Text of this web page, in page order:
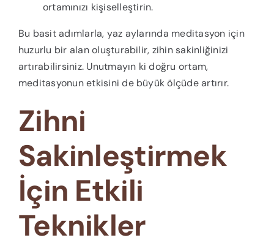
ortamınızı kişiselleştirin.
Bu basit adımlarla, yaz aylarında meditasyon için
huzurlu bir alan oluşturabilir, zihin sakinliğinizi
artırabilirsiniz. Unutmayın ki doğru ortam,
meditasyonun etkisini de büyük ölçüde artırır.
Zihni
Sakinleştirmek
İçin Etkili
Teknikler